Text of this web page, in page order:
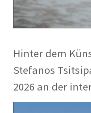
Hinter dem
Stefanos
2026 an der